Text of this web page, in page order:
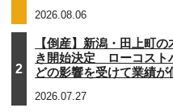
2026.08.06
2
【倒産】新潟・田上町
き開始決定 ローコスト
どの影響を受けて業績
2026.07.27